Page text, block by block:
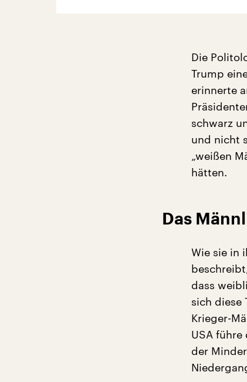
Die
Trump
erinnerte
schwarz
und nicht
„weißen
hätten.
Das
Wie sie in
dass
sich diese
Krieger-
USA
der